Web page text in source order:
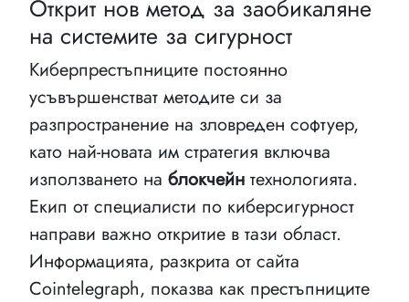
Открит нов метод за заобикаляне
на системите за сигурност
Киберпрестъпниците постоянно
усъвършенстват методите си за
разпространение на зловреден софтуер,
като най-новата им стратегия включва
използването на блокчейн технологията.
Екип от специалисти по киберсигурност
направи важно откритие в тази област.
Информацията, разкрита от сайта
Cointelegraph, показва как престъпниците